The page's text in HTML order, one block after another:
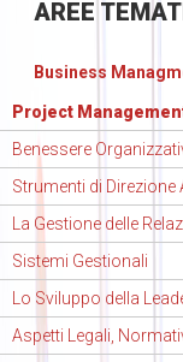
AREE
Business
Project
Benessere
Strumenti di Direzione
La Gestione delle
Sistemi Gestionali
Lo Sviluppo della
Aspetti Legali,